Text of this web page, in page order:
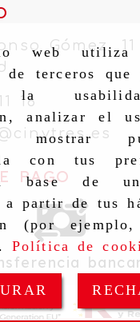
web utiliza
terceros que
la
analizar el
con tus
base de
a partir de tus
(por ejemplo,
Política de
Gómez,
16
cinytres.es
PAGO